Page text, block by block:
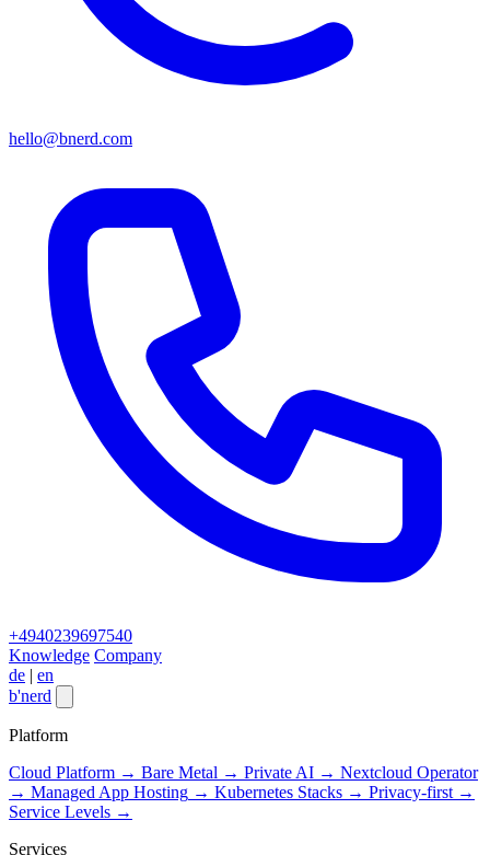
hello@bnerd.com
+4940239697540
Knowledge Company
de | en
b'nerd
Platform
Cloud Platform → Bare Metal → Private AI → Nextcloud Operator
→ Managed App Hosting → Kubernetes Stacks → Privacy-first →
Service Levels →
Services